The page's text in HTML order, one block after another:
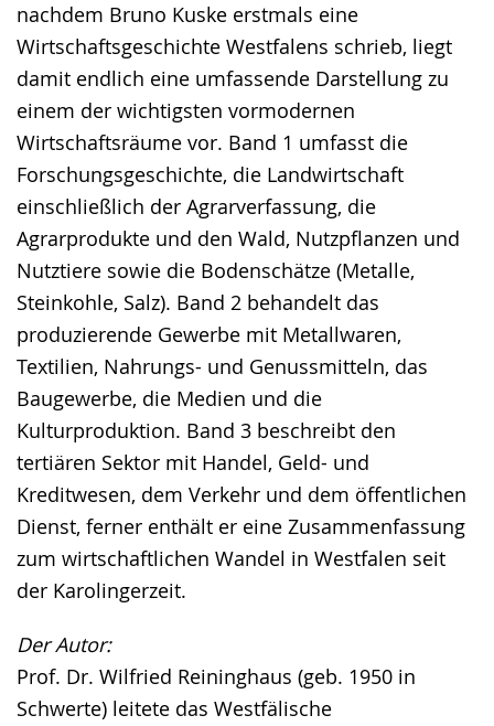
nachdem Bruno Kuske erstmals eine
Wirtschaftsgeschichte Westfalens schrieb, liegt
damit endlich eine umfassende Darstellung zu
einem der wichtigsten vormodernen
Wirtschaftsräume vor. Band 1 umfasst die
Forschungsgeschichte, die Landwirtschaft
einschließlich der Agrarverfassung, die
Agrarprodukte und den Wald, Nutzpflanzen und
Nutztiere sowie die Bodenschätze (Metalle,
Steinkohle, Salz). Band 2 behandelt das
produzierende Gewerbe mit Metallwaren,
Textilien, Nahrungs- und Genussmitteln, das
Baugewerbe, die Medien und die
Kulturproduktion. Band 3 beschreibt den
tertiären Sektor mit Handel, Geld- und
Kreditwesen, dem Verkehr und dem öffentlichen
Dienst, ferner enthält er eine Zusammenfassung
zum wirtschaftlichen Wandel in Westfalen seit
der Karolingerzeit.
Der Autor:
Prof. Dr. Wilfried Reininghaus (geb. 1950 in
Schwerte) leitete das Westfälische